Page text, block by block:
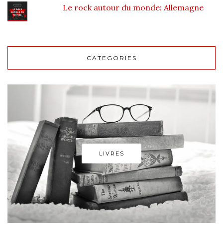
Le rock autour du monde: Allemagne
CATEGORIES
LIVRES